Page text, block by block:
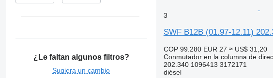
¿Le faltan algunos filtros?
Sugiera un cambio
3
SWF B12B (01.97-12.11)
COP 99.280 EUR 27 ≈ US$ 31,20
Conmutador en la columna de
202.340 1096413 3172171
diésel